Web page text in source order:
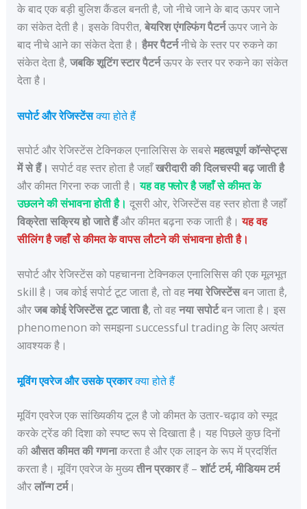
के बाद एक बड़ी बुलिश कैंडल बनती है, जो नीचे जाने के बाद ऊपर जाने
का संकेत देती है। इसके विपरीत, बेयरिश एंगल्फिंग पैटर्नऊपर जाने के
बाद नीचे आने का संकेत देता है। हैमर पैटर्ननीचे के स्तर पर रुकने का
संकेत देता है, जबकि शूटिंग स्टार पैटर्नऊपर के स्तर पर रुकने का संकेत
देता है।
सपोर्ट और रेजिस्टेंसक्या होते हैं
सपोर्ट और रेजिस्टेंस टेक्निकल एनालिसिस के सबसेमहत्वपूर्ण कॉन्सेप्ट्स
में से हैं। सपोर्ट वह स्तर होता है जहाँखरीदारी की दिलचस्पी बढ़ जाती है
और कीमत गिरना रुक जाती है। यह वह फ्लोर है जहाँ से कीमत के
उछलने की संभावना होती है। दूसरी ओर, रेजिस्टेंस वह स्तर होता है जहाँ
विक्रेता सक्रिय हो जाते हैंऔर कीमत बढ़ना रुक जाती है।यह वह
सीलिंग है जहाँ से कीमत के वापस लौटने की संभावना होती है।
सपोर्ट और रेजिस्टेंस को पहचानना टेक्निकल एनालिसिस की एक मूलभूत
skill है। जब कोई सपोर्ट टूट जाता है, तो वहनया रेजिस्टेंसबन जाता है,
औरजब कोई रेजिस्टेंस टूट जाता है, तो वहनया सपोर्टबन जाता है। इस
phenomenon को समझना successful trading के लिए अत्यंत
आवश्यक है।
मूविंग एवरेज और उसके प्रकारक्या होते हैं
मूविंग एवरेज एक सांख्यिकीय टूल है जो कीमत के उतार-चढ़ाव को स्मूद
करके ट्रेंड की दिशा को स्पष्ट रूप से दिखाता है। यह पिछले कुछ दिनों
कीऔसत कीमत की गणनाकरता है और एक लाइन के रूप में प्रदर्शित
करता है। मूविंग एवरेज के मुख्यतीन प्रकारहैं – शॉर्ट टर्म, मीडियम टर्म
औरलॉन्ग टर्म।